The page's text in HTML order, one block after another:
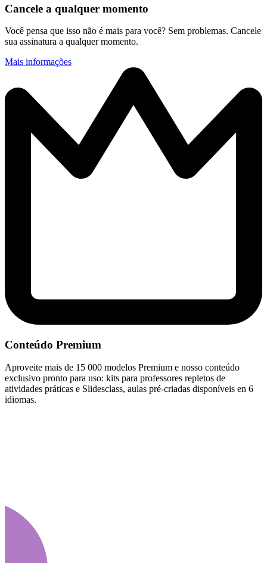
Cancele a qualquer momento
Você pensa que isso não é mais para você? Sem problemas. Cancele
sua assinatura a qualquer momento.
Mais informações
Conteúdo Premium
Aproveite mais de 15 000 modelos Premium e nosso conteúdo
exclusivo pronto para uso: kits para professores repletos de
atividades práticas e Slidesclass, aulas pré-criadas disponíveis en 6
idiomas.